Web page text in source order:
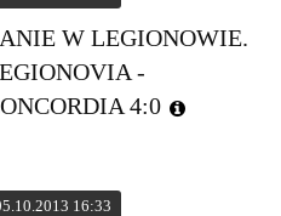
W LEGIONOWIE.
-
4:0
16:33